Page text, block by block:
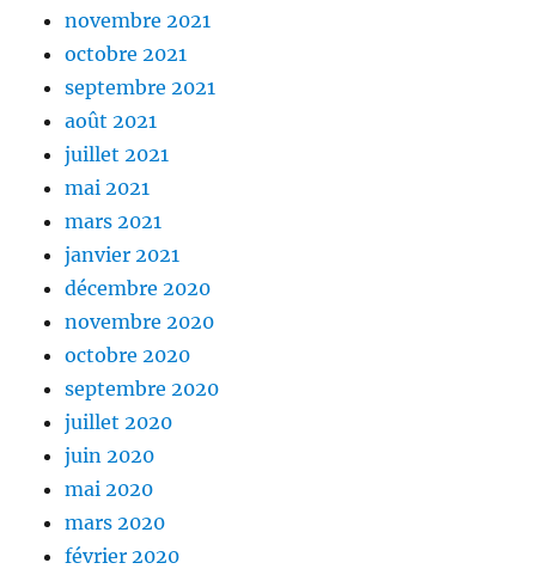
novembre 2021
octobre 2021
septembre 2021
août 2021
juillet 2021
mai 2021
mars 2021
janvier 2021
décembre 2020
novembre 2020
octobre 2020
septembre 2020
juillet 2020
juin 2020
mai 2020
mars 2020
février 2020